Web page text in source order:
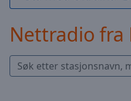
Play
Play
Skip
Skip
Forward
Nettradio fra